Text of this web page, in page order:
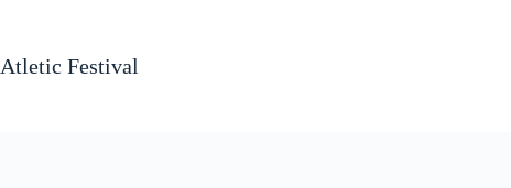
Atletic Festival